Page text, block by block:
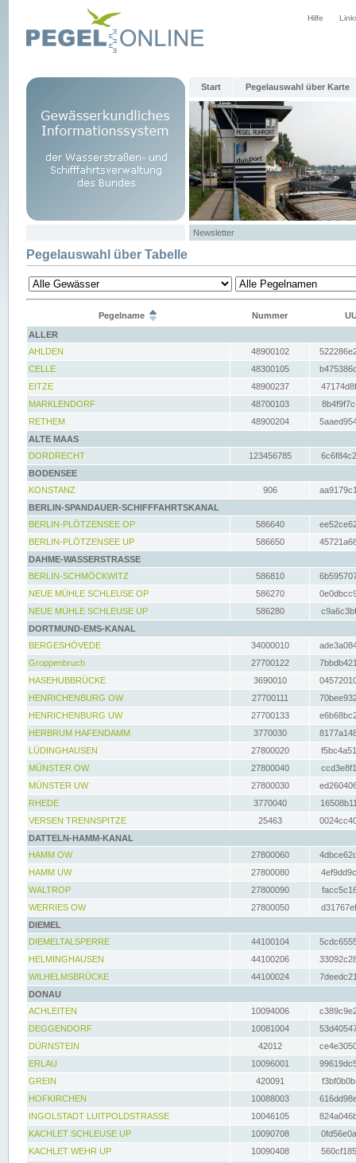
Hilfe
Start Pegelauswahl über Karte
Newsletter
Pegelauswahl über Tabelle
Pegelname Nummer
ALLER
AHLDEN
48900102
CELLE
48300105
EITZE
48900237
MARKLENDORF
48700103
RETHEM
48900204
ALTE MAAS
DORDRECHT
123456785
BODENSEE
KONSTANZ
906
BERLIN-SPANDAUER-SCHIFFFAHRTSKANAL
BERLIN-PLÖTZENSEE OP
586640
BERLIN-PLÖTZENSEE UP
586650
DAHME-WASSERSTRASSE
BERLIN-SCHMÖCKWITZ
586810
NEUE MÜHLE SCHLEUSE OP
586270
NEUE MÜHLE SCHLEUSE UP
586280
DORTMUND-EMS-KANAL
BERGESHÖVEDE
34000010
Groppenbruch
27700122
HASEHUBBRÜCKE
3690010
HENRICHENBURG OW
27700111
HENRICHENBURG UW
27700133
HERBRUM HAFENDAMM
3770030
LÜDINGHAUSEN
27800020
MÜNSTER OW
27800040
MÜNSTER UW
27800030
RHEDE
3770040
VERSEN TRENNSPITZE
25463
DATTELN-HAMM-KANAL
HAMM OW
27800060
HAMM UW
27800080
WALTROP
27800090
WERRIES OW
27800050
DIEMEL
DIEMELTALSPERRE
44100104
HELMINGHAUSEN
44100206
WILHELMSBRÜCKE
44100024
DONAU
ACHLEITEN
10094006
DEGGENDORF
10081004
DÜRNSTEIN
42012
ERLAU
10096001
GREIN
420091
HOFKIRCHEN
10088003
INGOLSTADT LUITPOLDSTRASSE
10046105
KACHLET SCHLEUSE UP
10090708
KACHLET WEHR UP
10090408